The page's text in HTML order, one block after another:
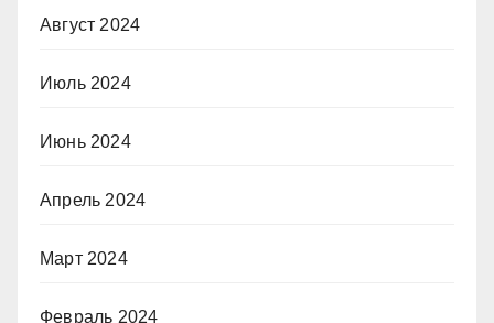
Август 2024
Июль 2024
Июнь 2024
Апрель 2024
Март 2024
Февраль 2024